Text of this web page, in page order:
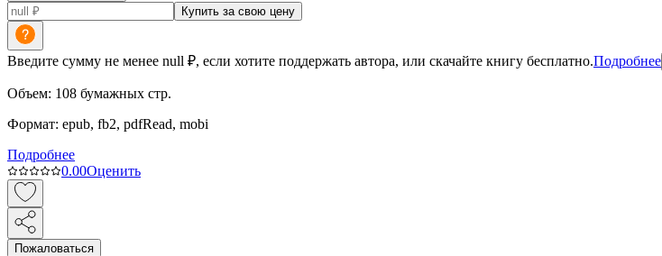
Купить за свою цену
Введите сумму не менее null ₽, если хотите поддержать автора, или скачайте книгу бесплатно.Подробнее
Объем: 108 бумажных стр.
Формат: epub, fb2, pdfRead, mobi
Подробнее
0.00Оценить
Пожаловаться